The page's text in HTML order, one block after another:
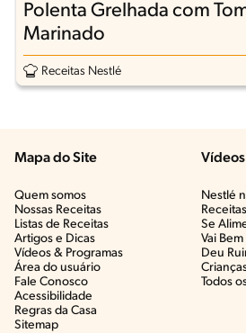
Polenta Grelhada com
Marinado
Receitas Nestlé
Mapa do Site
Quem somos
Nossas Receitas
Listas de Receitas​
Artigos e Dicas​
Vídeos & Programas​
Área do usuário
Fale Conosco
Acessibilidade
Regras da Casa
Sitemap
Nestlé
Se
Vai
Deu
Todos